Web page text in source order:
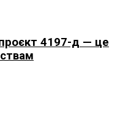
4197-д — це